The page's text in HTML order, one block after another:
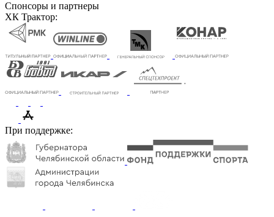
Спонсоры и партнеры
ХК Трактор:
При поддержке: